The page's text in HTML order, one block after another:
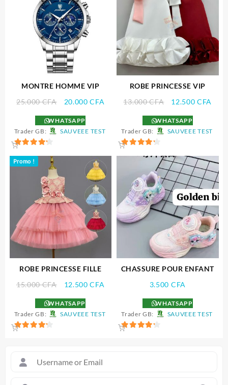
MONTRE HOMME VIP
25.000CFA
Le
initial
était :
20.000CFA
est :
20.000 CFA.
WHATSAPP
Trader GB:
SAUVEEE TEST
sur 5
ROBE PRINCESSE VIP
13.000CFA
Le
initial
était :
12.500CFA
WHATSAPP
Trader GB:
SAUVEEE TEST
Promo !
ROBE PRINCESSE FILLE
15.000CFA
Le
initial
était :
12.500CFA
est :
12.500 CFA.
WHATSAPP
Trader GB:
SAUVEEE TEST
CHASSURE POUR ENFANT
3.500 CFA
WHATSAPP
Trader GB:
SAUVEEE TEST